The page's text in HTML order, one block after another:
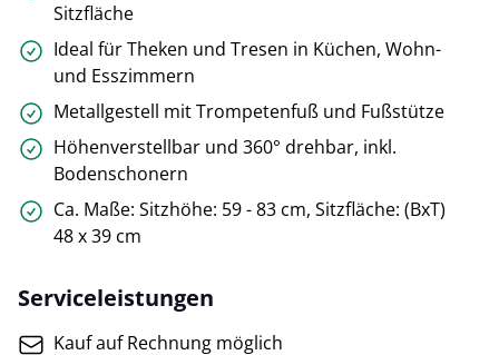
Sitzfläche
Ideal für Theken und Tresen in Küchen, Wohn-
und Esszimmern
Metallgestell mit Trompetenfuß und Fußstütze
Höhenverstellbar und 360° drehbar, inkl.
Bodenschonern
Ca. Maße: Sitzhöhe: 59 - 83 cm, Sitzfläche: (BxT)
48 x 39 cm
Serviceleistungen
Kauf auf Rechnung möglich